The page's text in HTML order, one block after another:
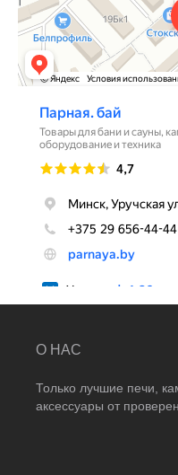
О НАС
Только лучшие печи,
аксессуары от